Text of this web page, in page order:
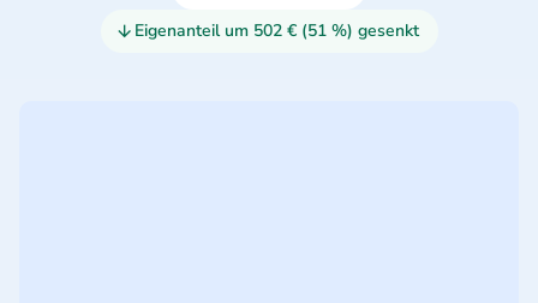
Eigenanteil um 502 € (51 %) gesenkt